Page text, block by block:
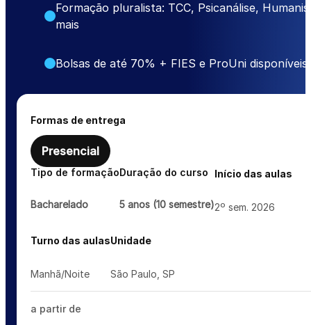
Formação pluralista: TCC, Psicanálise,
mais
Bolsas de até 70% + FIES e ProUni disponíveis
Formas de entrega
Presencial
Tipo de formação
Bacharelado
Duração do curso
5 anos (10 semestre)
Início das aulas
2º sem. 2026
Turno das aulas
Manhã/Noite
Unidade
São Paulo, SP
a partir de